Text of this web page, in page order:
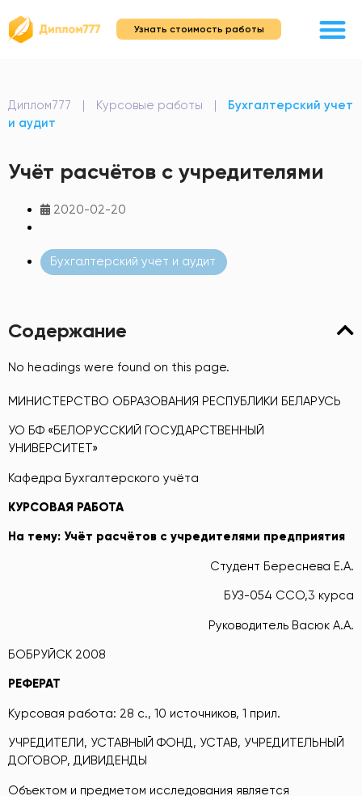
Узнать стоимость работы
Диплом777 | Курсовые работы |
Бухгалтерский учет
и аудит
Учёт расчётов с учредителями
2020-02-20
Бухгалтерский учет и аудит
Содержание
No headings were found on this page.
МИНИСТЕРСТВО ОБРАЗОВАНИЯ РЕСПУБЛИКИ БЕЛАРУСЬ
УО БФ «БЕЛОРУССКИЙ ГОСУДАРСТВЕННЫЙ
УНИВЕРСИТЕТ»
Кафедра Бухгалтерского учёта
КУРСОВАЯ РАБОТА
На тему: Учёт расчётов с учредителями предприятия
Студент Береснева Е.А.
БУЗ-054 ССО,3 курса
Руководитель Васюк А.А.
БОБРУЙСК 2008
РЕФЕРАТ
Курсовая работа: 28 с., 10 источников, 1 прил.
УЧРЕДИТЕЛИ, УСТАВНЫЙ ФОНД, УСТАВ, УЧРЕДИТЕЛЬНЫЙ
ДОГОВОР, ДИВИДЕНДЫ
Объектом и предметом исследования является